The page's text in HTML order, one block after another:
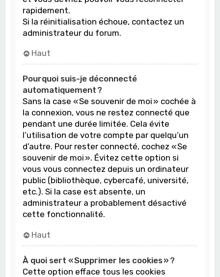
rapidement.
Si la réinitialisation échoue, contactez un
administrateur du forum.
Haut
Pourquoi suis-je déconnecté
automatiquement ?
Sans la case « Se souvenir de moi » cochée à
la connexion, vous ne restez connecté que
pendant une durée limitée. Cela évite
l’utilisation de votre compte par quelqu’un
d’autre. Pour rester connecté, cochez « Se
souvenir de moi ». Évitez cette option si
vous vous connectez depuis un ordinateur
public (bibliothèque, cybercafé, université,
etc.). Si la case est absente, un
administrateur a probablement désactivé
cette fonctionnalité.
Haut
À quoi sert « Supprimer les cookies » ?
Cette option efface tous les cookies